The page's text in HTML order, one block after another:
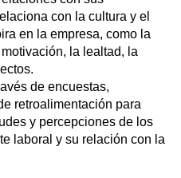
con la cultura y el
en la empresa, como la
la lealtad, la
de encuestas,
retroalimentación para
y percepciones de los
laboral y su relación con la